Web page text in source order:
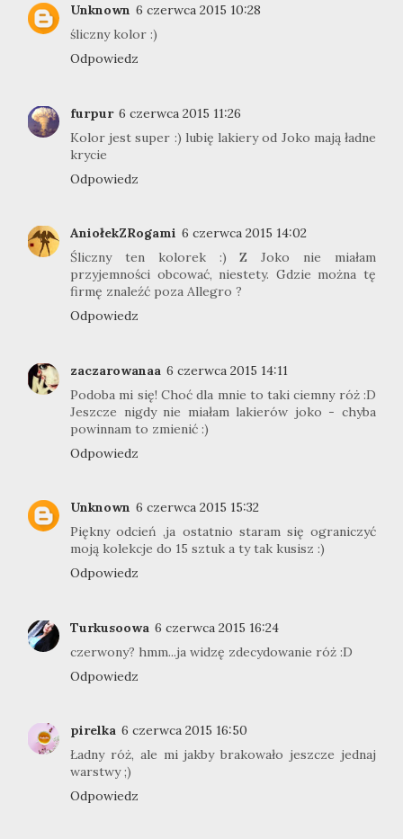
Unknown 6 czerwca 2015 10:28
śliczny kolor :)
Odpowiedz
furpur 6 czerwca 2015 11:26
Kolor jest super :) lubię lakiery od Joko mają ładne
krycie
Odpowiedz
AniołekZRogami 6 czerwca 2015 14:02
Śliczny ten kolorek :) Z Joko nie miałam
przyjemności obcować, niestety. Gdzie można tę
firmę znaleźć poza Allegro ?
Odpowiedz
zaczarowanaa 6 czerwca 2015 14:11
Podoba mi się! Choć dla mnie to taki ciemny róż :D
Jeszcze nigdy nie miałam lakierów joko - chyba
powinnam to zmienić :)
Odpowiedz
Unknown 6 czerwca 2015 15:32
Piękny odcień ,ja ostatnio staram się ograniczyć
moją kolekcje do 15 sztuk a ty tak kusisz :)
Odpowiedz
Turkusoowa 6 czerwca 2015 16:24
czerwony? hmm...ja widzę zdecydowanie róż :D
Odpowiedz
pirelka 6 czerwca 2015 16:50
Ładny róż, ale mi jakby brakowało jeszcze jednaj
warstwy ;)
Odpowiedz